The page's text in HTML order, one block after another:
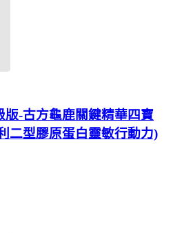
版-古方龜鹿關鍵精華四寶
二型膠原蛋白靈敏行動力)